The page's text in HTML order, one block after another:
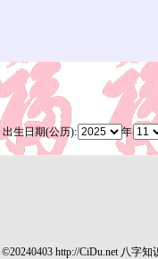
出生日期(公历): 年
©20240403 http://CiDu.net 八字知